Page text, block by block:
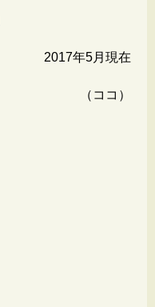
2017年5月現在
（ココ）